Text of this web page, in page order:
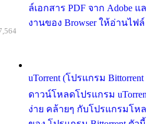
ล์เอกสาร PDF จาก Adobe
งานของ Browser ให้อ่านไฟล์
uTorrent (โปรแกรม
ดาวน์โหลดโปรแกรม
ง่าย คล้ายๆ กับโปรแกรมโห